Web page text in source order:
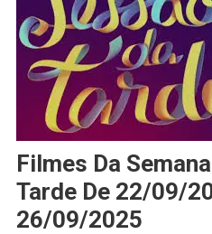
Filmes Da
Tarde De 22/09/
26/09/2025